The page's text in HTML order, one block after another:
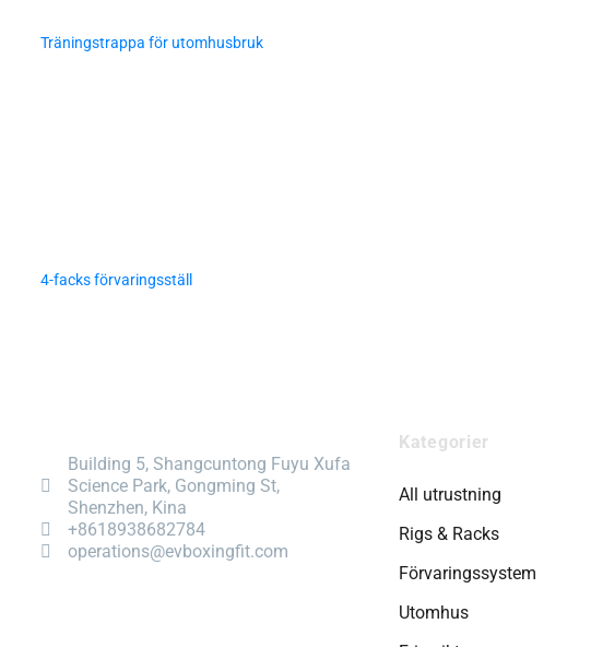
Träningstrappa för utomhusbruk
4-facks förvaringsställ
Building 5, Shangcuntong Fuyu Xufa
Science Park, Gongming St,
Shenzhen, Kina
+8618938682784
operations@evboxingfit.com
Kategorier
All utrustning
Rigs & Racks
Förvaringssystem
Utomhus